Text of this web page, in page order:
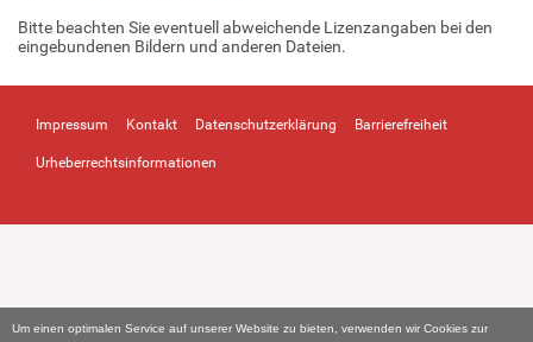
Um einen optimalen Service auf unserer Website zu bieten, verwenden wir Cookies zur
Bitte beachten Sie eventuell abweichende Lizenzangaben bei den
eingebundenen Bildern und anderen Dateien.
Impressum Kontakt Datenschutzerklärung Barrierefreiheit
Urheberrechtsinformationen